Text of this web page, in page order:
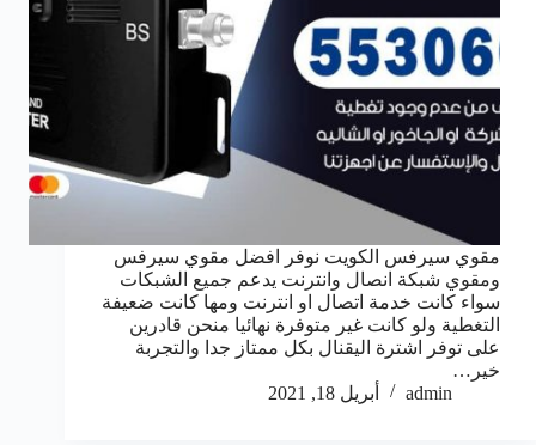
مقوي سيرفس الكويت نوفر افضل مقوي سيرفس
ومقوي شبكة انصال وانترنت يدعم جميع الشبكات
سواء كانت خدمة اتصال او انترنت ومها كانت ضعيفة
التغطية ولو كانت غير متوفرة نهائيا منحن قادرين
على توفر اشترة اليقنال بكل ممتاز جدا والتجربة
خير…
admin
أبريل 18, 2021